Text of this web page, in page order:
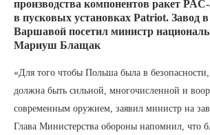
американским технологиям
компонентов ракет PAC-3,
пусковых установках Patriot.
под Варшавой посетил министр
«Для того чтобы Польша была в
армия должна быть сильной,
вооруженной современным оружием,